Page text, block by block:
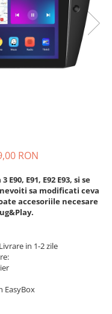
RON
E91, E92 E93, si se
sa modificati ceva
accesoriile necesare
Livrare in 1-2 zile
EasyBox